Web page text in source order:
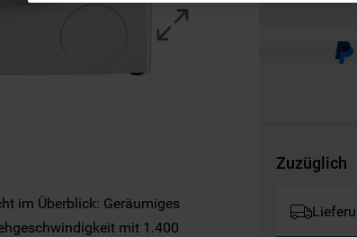
im Überblick: Geräumiges
mit 1.400
Zuzüglich
Werbung basierend auf Ihren
Gewohnheiten, Interaktionen mit unseren
(einschließlich über Drittanbieter und auf
Datenschutzbestimmungen von Google
https://business.safety.google/privacy/
(Profiling- und Marketing-Cookies).